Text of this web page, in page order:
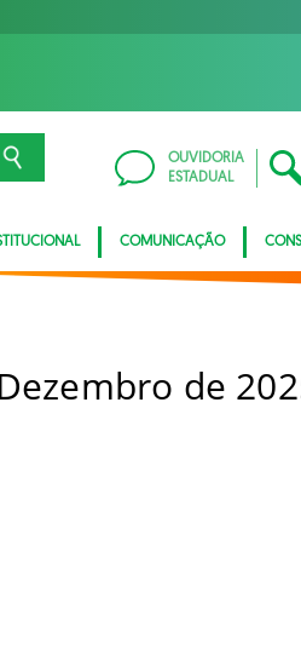
OUVIDORIA
ESTADUAL
COMUNICAÇÃO
de